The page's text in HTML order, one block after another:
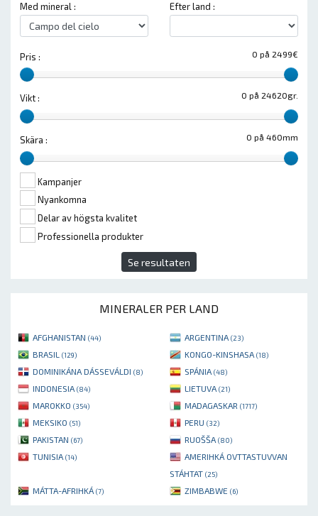
Med mineral : Efter land :
0 på 2499€
Pris :
0 på 24620gr.
Vikt :
0 på 460mm
Skära :
Kampanjer
Nyankomna
Delar av högsta kvalitet
Professionella produkter
Se resultaten
MINERALER PER LAND
AFGHANISTAN (44) ARGENTINA (23)
BRASIL (129) KONGO-KINSHASA (18)
DOMINIKÁNA DÁSSEVÁLDI (8) SPÁNIA (48)
INDONESIA (84) LIETUVA (21)
MAROKKO (354) MADAGASKAR (1717)
MEKSIKO (51) PERU (32)
PAKISTAN (67) RUOŠŠA (80)
TUNISIA (14)
AMERIHKÁ OVTTASTUVVAN
STÁHTAT (25)
MÁTTA-AFRIHKÁ (7) ZIMBABWE (6)